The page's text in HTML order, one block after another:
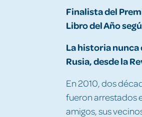
Finalista del
Libro del Año
La historia nunca
Rusia, desde la
En 2010, dos
fueron arrestados
amigos, sus